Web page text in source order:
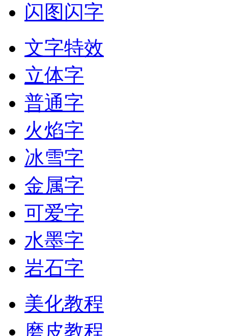
闪图闪字
文字特效
立体字
普通字
火焰字
冰雪字
金属字
可爱字
水墨字
岩石字
美化教程
磨皮教程